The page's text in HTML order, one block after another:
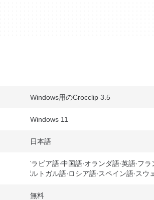
Windows用のCrocclip 3.5
Windows 11
日本語
アラビア語 中国語 オランダ語 英語 フラ
ポルトガル語 ロシア語 スペイン語 スウ
無料